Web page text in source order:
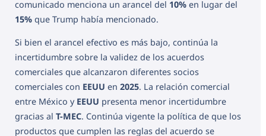
comunicado menciona un arancel del 10% en lugar del
15% que Trump había mencionado.
Si bien el arancel efectivo es más bajo, continúa la
incertidumbre sobre la validez de los acuerdos
comerciales que alcanzaron diferentes socios
comerciales con EEUU en 2025. La relación comercial
entre México y EEUU presenta menor incertidumbre
gracias al T-MEC. Continúa vigente la política de que los
productos que cumplen las reglas del acuerdo se